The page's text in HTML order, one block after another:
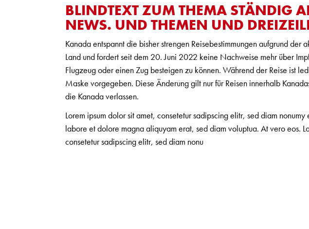
BLINDTEXT ZUM THEMA STÄNDIG
NEWS. UND THEMEN UND
Kanada entspannt die bisher strengen Reisebestimmungen aufgrund der
Land und fordert seit dem 20. Juni 2022 keine Nachweise mehr über
Flugzeug oder einen Zug besteigen zu können. Während der Reise ist
Maske vorgegeben. Diese Änderung gilt nur für Reisen innerhalb
die Kanada verlassen.
Lorem ipsum dolor sit amet, consetetur sadipscing elitr, sed diam
labore et dolore magna aliquyam erat, sed diam voluptua. At vero eos.
consetetur sadipscing elitr, sed diam nonu